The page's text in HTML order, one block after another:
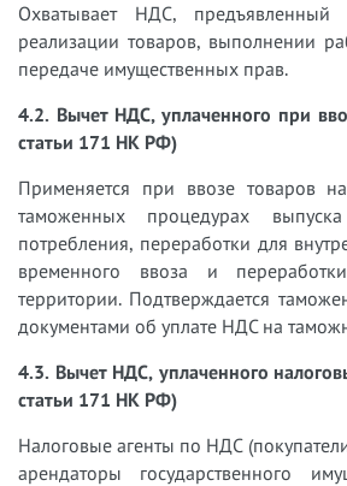
Охватывает НДС, предъявленный
реализации товаров, выполнении
передаче имущественных прав.
4.2. Вычет НДС, уплаченного при
статьи 171 НК РФ)
Применяется при ввозе товаров
таможенных процедурах
потребления, переработки для
временного ввоза и
территории. Подтверждается
документами об уплате НДС на
4.3. Вычет НДС, уплаченного
статьи 171 НК РФ)
Налоговые агенты по НДС
арендаторы государственного